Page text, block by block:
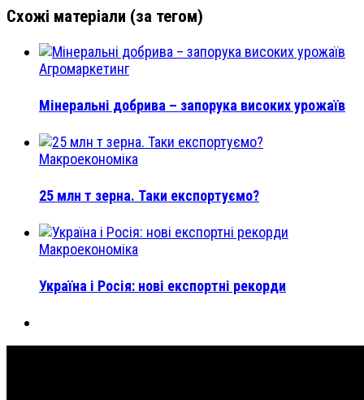
Схожі матеріали (за тегом)
Агромаркетинг
Мінеральні добрива – запорука високих урожаїв
Макроекономіка
25 млн т зерна. Таки експортуємо?
Макроекономіка
Україна і Росія: нові експортні рекорди